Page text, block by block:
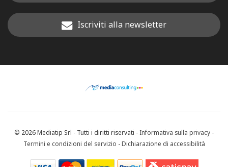
Iscriviti alla newsletter
© 2026 Mediatip Srl - Tutti i diritti riservati - Informativa sulla privacy -
Termini e condizioni del servizio -Dichiarazione di accessibilità